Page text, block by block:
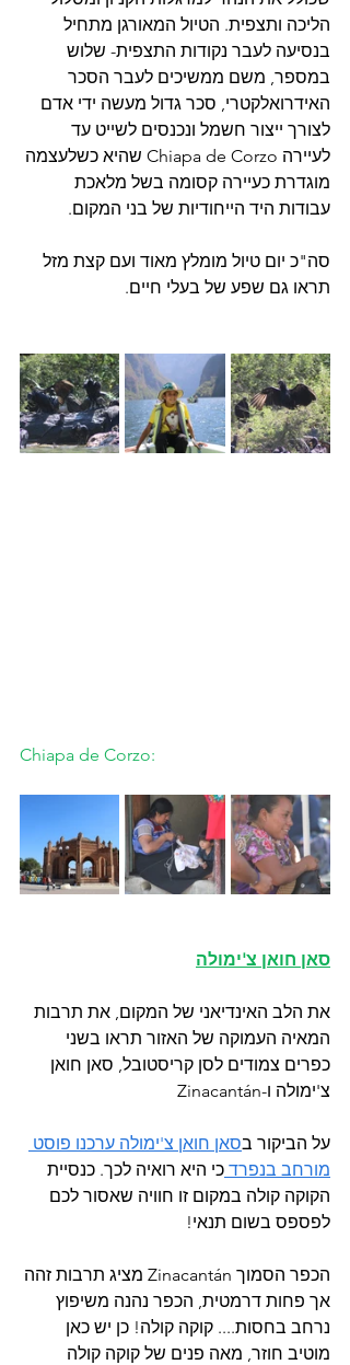
הליכה ותצפית. הטיול המאורגן מתחיל
בנסיעה לעבר נקודות התצפית- שלוש
במספר, משם ממשיכים לעבר הסכר
האידרואלקטרי, סכר גדול מעשה ידי אדם
לצורך ייצור חשמל ונכנסים לשייט עד
לעיירה
Chiapa de Corzo שהיא כשלעצמה
מוגדרת כעיירה קסומה בשל מלאכת
עבודות היד הייחודיות של בני המקום.
סה"כ יום טיול מומלץ מאוד ועם קצת מזל
תראו גם שפע של בעלי חיים.
Chiapa de Corzo:
סאן חואן צ'ימולה
את הלב האינדיאני של המקום, את תרבות
המאיה העמוקה של האזור תראו בשני
כפרים צמודים לסן קריסטובל, סאן חואן
צ'ימולה ו-Zinacantán
על הביקור בסאן חואן צ'ימולה ערכנו פוסט
מורחב בנפרד כי היא רואיה לכך. כנסיית
הקוקה קולה במקום זו חוויה שאסור לכם
לפספס בשום תנאי!
הכפר הסמוך Zinacantán מציג תרבות זהה
אך פחות דרמטית, הכפר נהנה משיפוץ
נרחב בחסות.... קוקה קולה! כן יש כאן
מוטיב חוזר, מאה פנים של קוקה קולה